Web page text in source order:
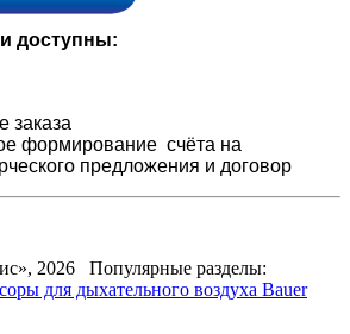
доступны:
заказа
формирование счёта на
предложения и договор
2026 Популярные разделы:
для дыхательного воздуха Bauer